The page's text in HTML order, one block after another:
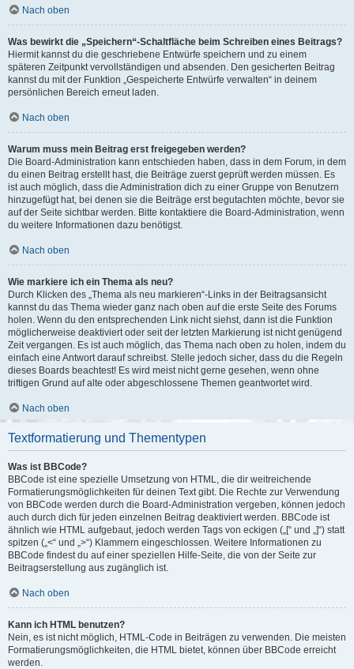
Nach oben
Was bewirkt die „Speichern“-Schaltfläche beim Schreiben eines Beitrags?
Hiermit kannst du die geschriebene Entwürfe speichern und zu einem
späteren Zeitpunkt vervollständigen und absenden. Den gesicherten Beitrag
kannst du mit der Funktion „Gespeicherte Entwürfe verwalten“ in deinem
persönlichen Bereich erneut laden.
Nach oben
Warum muss mein Beitrag erst freigegeben werden?
Die Board-Administration kann entschieden haben, dass in dem Forum, in dem
du einen Beitrag erstellt hast, die Beiträge zuerst geprüft werden müssen. Es
ist auch möglich, dass die Administration dich zu einer Gruppe von Benutzern
hinzugefügt hat, bei denen sie die Beiträge erst begutachten möchte, bevor sie
auf der Seite sichtbar werden. Bitte kontaktiere die Board-Administration, wenn
du weitere Informationen dazu benötigst.
Nach oben
Wie markiere ich ein Thema als neu?
Durch Klicken des „Thema als neu markieren“-Links in der Beitragsansicht
kannst du das Thema wieder ganz nach oben auf die erste Seite des Forums
holen. Wenn du den entsprechenden Link nicht siehst, dann ist die Funktion
möglicherweise deaktiviert oder seit der letzten Markierung ist nicht genügend
Zeit vergangen. Es ist auch möglich, das Thema nach oben zu holen, indem du
einfach eine Antwort darauf schreibst. Stelle jedoch sicher, dass du die Regeln
dieses Boards beachtest! Es wird meist nicht gerne gesehen, wenn ohne
triftigen Grund auf alte oder abgeschlossene Themen geantwortet wird.
Nach oben
Textformatierung und Thementypen
Was ist BBCode?
BBCode ist eine spezielle Umsetzung von HTML, die dir weitreichende
Formatierungsmöglichkeiten für deinen Text gibt. Die Rechte zur Verwendung
von BBCode werden durch die Board-Administration vergeben, können jedoch
auch durch dich für jeden einzelnen Beitrag deaktiviert werden. BBCode ist
ähnlich wie HTML aufgebaut, jedoch werden Tags von eckigen („[“ und „]“) statt
spitzen („<“ und „>“) Klammern eingeschlossen. Weitere Informationen zu
BBCode findest du auf einer speziellen Hilfe-Seite, die von der Seite zur
Beitragserstellung aus zugänglich ist.
Nach oben
Kann ich HTML benutzen?
Nein, es ist nicht möglich, HTML-Code in Beiträgen zu verwenden. Die meisten
Formatierungsmöglichkeiten, die HTML bietet, können über BBCode erreicht
werden.